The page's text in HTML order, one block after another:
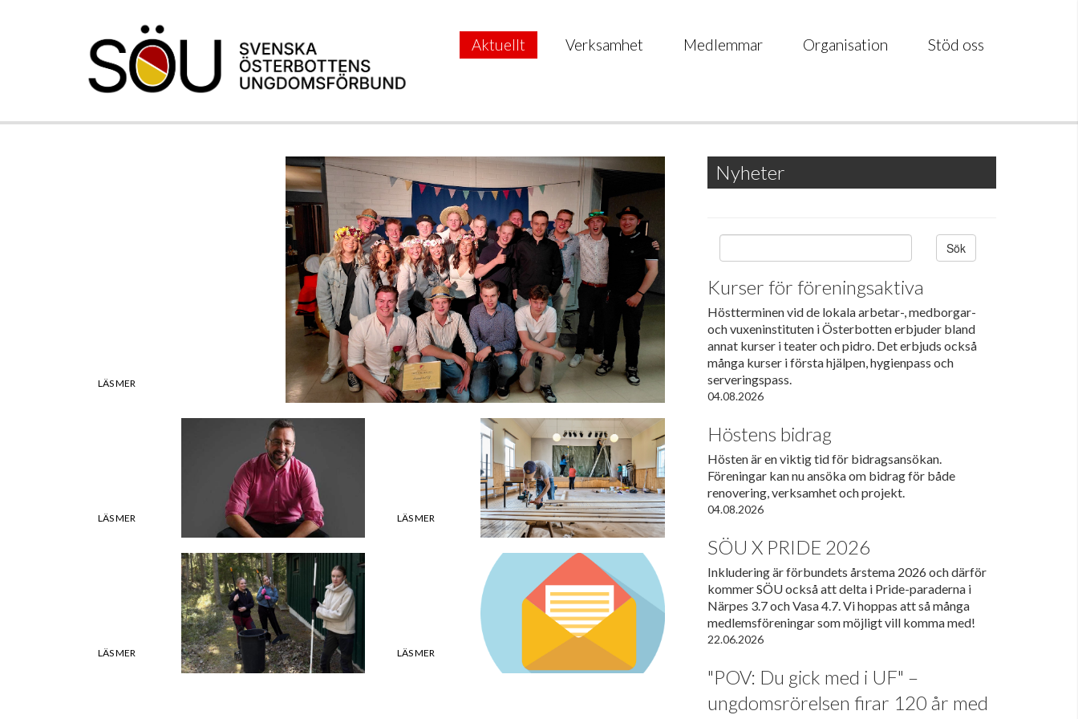
Aktuellt Verksamhet Medlemmar Organisation Stöd oss
LÄS MER
LÄS MER LÄS MER
LÄS MER LÄS MER
Nyheter
Sök
Kurser för föreningsaktiva
Höstterminen vid de lokala arbetar-, medborgar-
och vuxeninstituten i Österbotten erbjuder bland
annat kurser i teater och pidro. Det erbjuds också
många kurser i första hjälpen, hygienpass och
serveringspass.
04.08.2026
Höstens bidrag
Hösten är en viktig tid för bidragsansökan.
Föreningar kan nu ansöka om bidrag för både
renovering, verksamhet och projekt.
04.08.2026
SÖU X PRIDE 2026
Inkludering är förbundets årstema 2026 och därför
kommer SÖU också att delta i Pride-paraderna i
Närpes 3.7 och Vasa 4.7. Vi hoppas att så många
medlemsföreningar som möjligt vill komma med!
22.06.2026
"POV: Du gick med i UF" –
ungdomsrörelsen firar 120 år med